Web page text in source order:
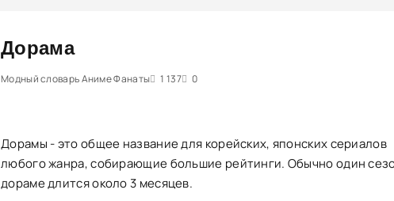
Дорама
Модный словарь Аниме Фанаты 1 137 0
100 1 2 3 4 5
Дорамы - это общее название для корейских, японских сериалов
любого жанра, собирающие большие рейтинги. Обычно один
дораме длится около 3 месяцев.